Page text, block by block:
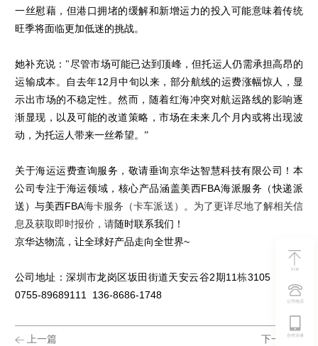
TOP
公司电话
合作洽谈
一丝慰藉，但港口拥堵的缓解和新增运力的投入可能意味着传统
旺季将面临更加低迷的挑战。
她补充说： "尽管市场可能已达到顶峰，但托运人仍需承担高昂的
运输成本。自去年12 月中旬以来，部分航线的运费涨幅惊人，显
示出市场的不稳定性。然而，随着红海冲突对航运路线的影响逐
渐显现，以及可能的改道策略，市场在未来几个月内或将出现波
动，为托运人带来一丝希望。”
关于海运运费查询服务，敬请垂询京华达智慧科技有限公司！本
公司专注于海运领域，核心产品涵盖美西 FBA海派服务（快递派
送）与美西 FBA海卡服务（卡车派送）。为了更详尽地了解相关信
息及获取即时报价，请随时联系我们！
京华达物流，让全球好产品走向全世界~
公司地址：深圳市龙岗区坂田街道天安云谷2期 11栋3105
0755-89689111 136-8686-1748
上一篇 下一篇